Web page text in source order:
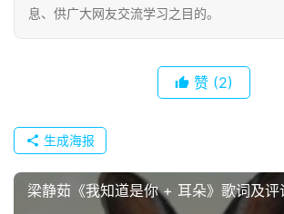
息、供广大网友交流学习之目的。
赞 (2)
生成海报
梁静茹《我知道是你 + 耳朵》歌词及评